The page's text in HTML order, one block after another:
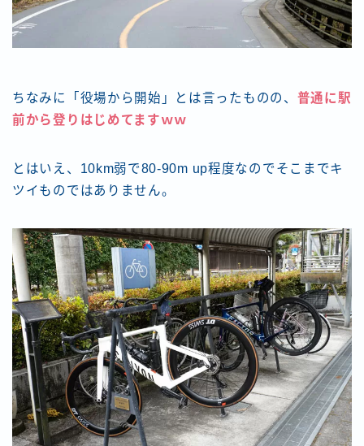
ちなみに「役場から開始」とは言ったものの、 普通に駅
前から登りはじめてますｗｗ
とはいえ、10km弱で80-90m up程度なのでそこまでキ
ツイものではありません。